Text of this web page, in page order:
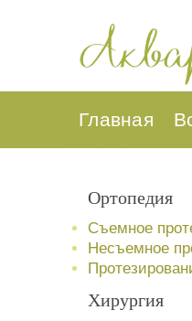
Главная
Ортопедия
Съемное
Несъемное
Хирургия